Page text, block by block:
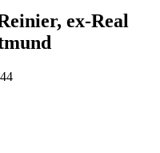
ex-Real